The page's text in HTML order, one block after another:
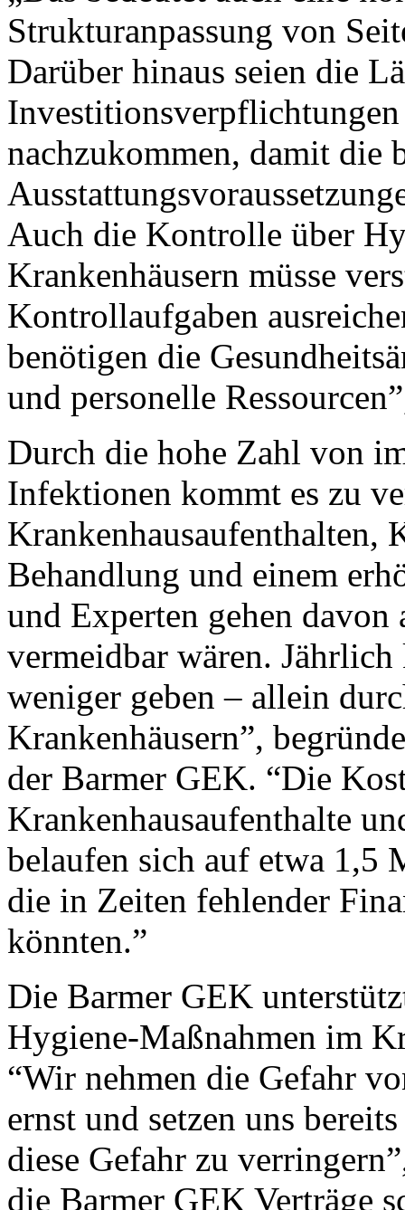
Strukturanpassung von
Darüber hinaus seien die
Investitionsverpflichtungen
nachzukommen, damit die
Auch die Kontrolle über
Krankenhäusern müsse
Kontrollaufgaben
benötigen die
und personelle
Durch die hohe Zahl von
Infektionen kommt es zu
Krankenhausaufenthalten,
Behandlung und einem
und Experten gehen davon
vermeidbar wären.
weniger geben – allein
Krankenhäusern”,
der Barmer GEK. “Die
Krankenhausaufenthalte
belaufen sich auf etwa 1,5
die in Zeiten fehlender
könnten.”
Die Barmer GEK
Hygiene-Maßnahmen im
“Wir nehmen die Gefahr
ernst und setzen uns
diese Gefahr zu
die Barmer GEK Verträge